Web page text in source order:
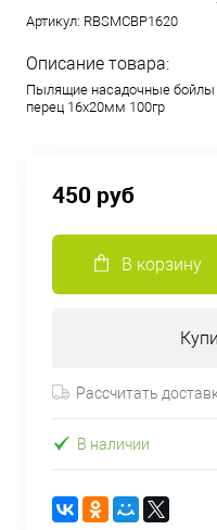
Артикул: RBSMCBP1620
Описание товара:
Пылящие насадочные бойлы
перец 16x20мм 100гр
450 руб
В корзину
Рассчитать
В наличии